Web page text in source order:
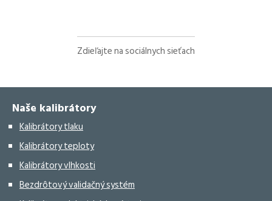
Zdieľajte na sociálnych sieťach
Naše kalibrátory
Kalibrátory tlaku
Kalibrátory teploty
Kalibrátory vlhkosti
Bezdrôtový validačný systém